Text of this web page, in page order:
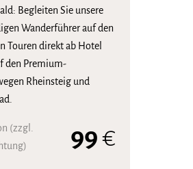
Begleiten Sie unsere
Wanderführer auf den
Touren direkt ab Hotel
den Premium-
Rheinsteig und
(zzgl.
99€